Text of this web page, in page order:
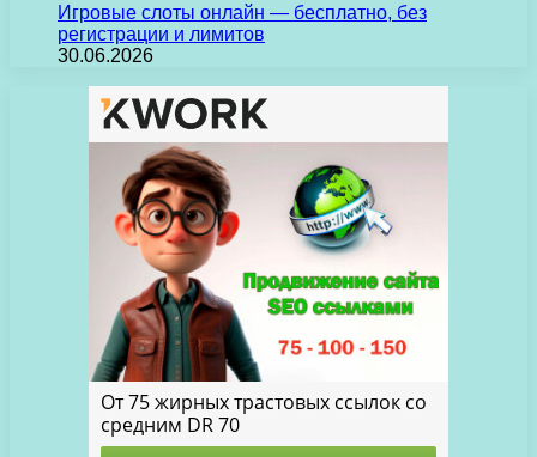
Игровые слоты онлайн — бесплатно, без
регистрации и лимитов
30.06.2026